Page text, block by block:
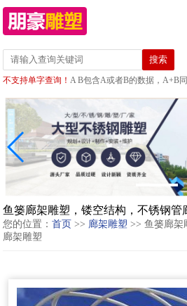
不支持单字查询！A B包含A或者B的数据，A+B
鱼篓廊架雕塑，镂空结构，不锈钢管
您的位置：首页 >> 廊架雕塑 >> 鱼篓廊架
廊架雕塑